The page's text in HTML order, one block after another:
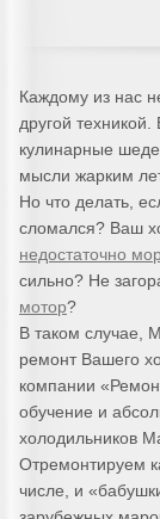
Каждому из нас
другой
кулинарные
мысли жарким
Но что делать,
сломался? Ваш
недостаточно
сильно? Не
мотор?
В таком случае,
ремонт Вашего
компании
обучение и
холодильников
Отремонтируем
числе, и